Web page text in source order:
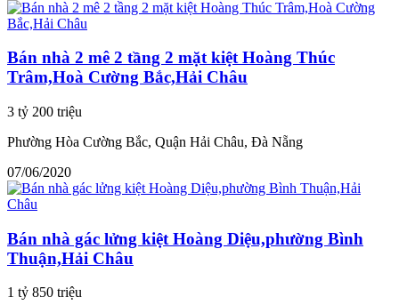
Bán nhà 2 mê 2 tầng 2 mặt kiệt Hoàng Thúc
Trâm,Hoà Cường Bắc,Hải Châu
3 tỷ 200 triệu
Phường Hòa Cường Bắc, Quận Hải Châu, Đà Nẵng
07/06/2020
Bán nhà gác lửng kiệt Hoàng Diệu,phường Bình
Thuận,Hải Châu
1 tỷ 850 triệu